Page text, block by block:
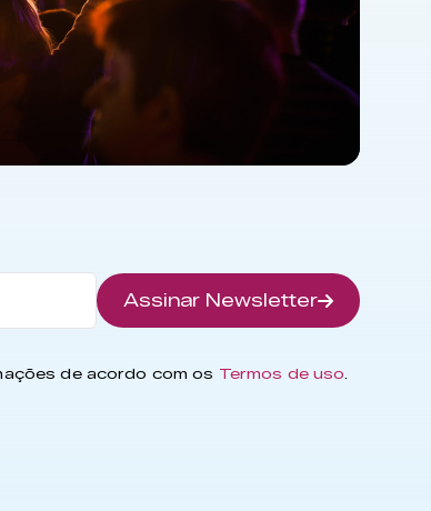
Assinar Newsletter
de acordo com os Termos de uso